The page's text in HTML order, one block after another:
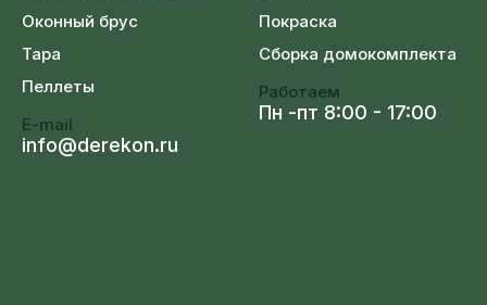
Оконный брус
Тара
Пеллеты
E-mail
info@derekon.ru
Покраска
Сборка домокомплекта
Работаем
Пн -пт 8:00 - 17:00